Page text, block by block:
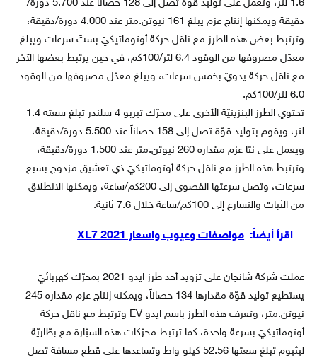
1.6 لتر، وتعمل على توليد قوّة تصل إلى 128 حصاناً عند 5.700 دورة/
دقيقة ويمكنها إنتاج عزم يبلغ 161 نيوتن.متر عند 4.000 دورة/دقيقة،
وترتبط بعض هذه الطرز مع ناقل حركة أوتوماتيكيّ بستّ سرعات ويبلغ
معدّل مصروفها من الوقود 6.4 لتر/100كم، في حين يرتبط بعضها الآخر
مع ناقل حركة يدويّ بخمس سرعات، ويبلغ معدّل مصروفها من الوقود
6.0 لتر/100كم.
تحتوي الطرز البنزينيّة الأخرى على محرّك تيربو 4 سلندر تبلغ سعته 1.4
لتر، ويقوم بتوليد قوّة تصل إلى 158 حصاناً عند 5.500 دورة/دقيقة،
ويعمل على نتا عزم مقداره 260 نيوتن.متر عند 1.500 دورة/دقيقة،
وترتبط هذه الطرز مع ناقل حركة أوتوماتيكيّ ذي تعشيق مزدوج بسبع
سرعات، وتصل سرعتها القصوى إلى 200كم/ساعة، ويمكنها الانطلاق
من الثبات والتسارع إلى 100كم/ساعة خلال 7.6 ثانية.
اقرأ أيضاً: مواصفات وعيوب واسعار XL7 2021
عملت شركة شانجان على تزويد أحد طرز ايدو 2021 بمحرّك كهربائيّ
يستطيع توليد قوّة مقدارها 134 حصاناً، ويمكنه إنتاج عزم مقداره 245
نيوتن.متر، وتعرف هذه الطرز باسم ايدو EV وترتبط مع ناقل حركة
أوتوماتيكيّ بسرعة واحدة، كما ترتبط محرّكات هذه السيّارة مع بطّاريّة
ليثيوم تبلغ سعتها 52.56 كيلو واط وتساعدها على قطع مسافة تصل